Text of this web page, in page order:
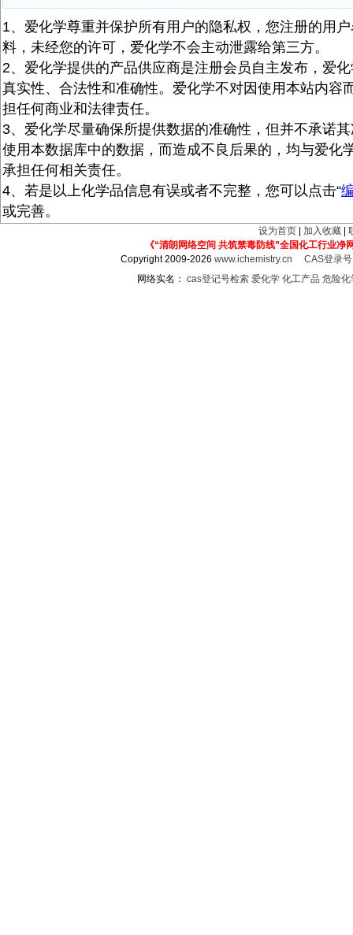
1、爱化学尊重并保护所有用户的隐私权，您注册的用
料，未经您的许可，爱化学不会主动泄露给第三方。
2、爱化学提供的产品供应商是注册会员自主发布，爱
真实性、合法性和准确性。爱化学不对因使用本站内容
担任何商业和法律责任。
3、爱化学尽量确保所提供数据的准确性，但并不承诺
使用本数据库中的数据，而造成不良后果的，均与爱化
承担任何相关责任。
4、若是以上化学品信息有误或者不完整，您可以点击“
或完善。
设为首页 加入收藏
《“清朗网络空间 共筑禁毒防线”全国化工行业净
Copyright 2009-2026www.ichemistry.cn
CAS登录
网络实名： cas登记号检索 爱化学 化工产品 危险化